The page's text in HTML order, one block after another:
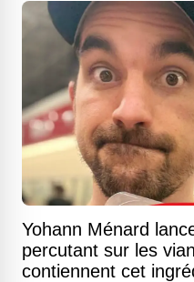
Yohann Ménard
percutant sur les
contiennent cet